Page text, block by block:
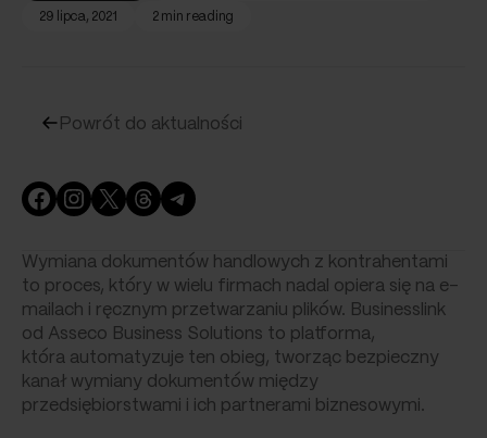
29 lipca, 2021 2 min reading
Wymiana dokumentów handlowych z kontrahentami
to proces, który w wielu firmach nadal opiera się na e-
mailach i ręcznym przetwarzaniu plików. Businesslink
od Asseco Business Solutions to platforma,
która automatyzuje ten obieg, tworząc bezpieczny
kanał wymiany dokumentów między
przedsiębiorstwami i ich partnerami biznesowymi.
Powrót do aktualności
Facebook Instagram X Threads Telegram